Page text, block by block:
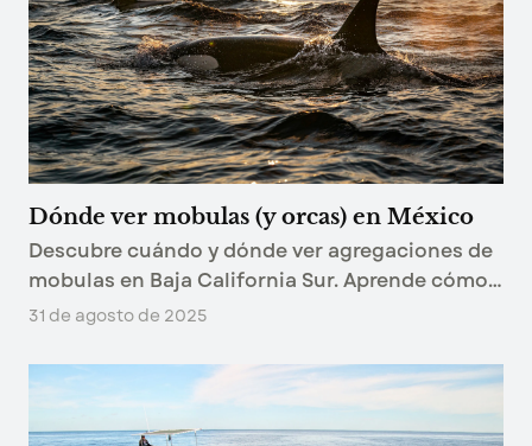
Dónde ver mobulas (y orcas) en México
Descubre cuándo y dónde ver agregaciones de
mobulas en Baja California Sur. Aprende cómo
nadar entre cientos de estas rayas y conoce la
natural.
31 de agosto de 2025